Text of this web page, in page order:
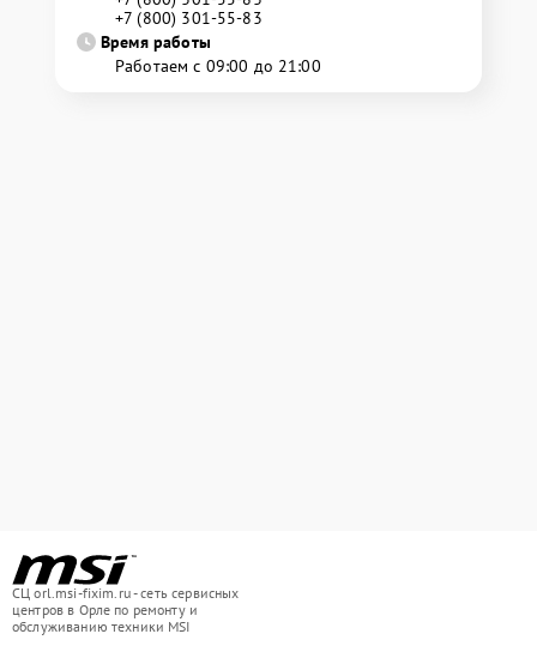
+7 (800) 301-55-83
Время работы
Работаем с 09:00 до 21:00
СЦ orl.msi-fixim.ru - сеть сервисных
центров в Орле по ремонту и
обслуживанию техники MSI